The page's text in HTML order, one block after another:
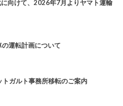
に向けて、2026年7月よりヤマト運輸
運転計画について
ガルト事務所移転のご案内